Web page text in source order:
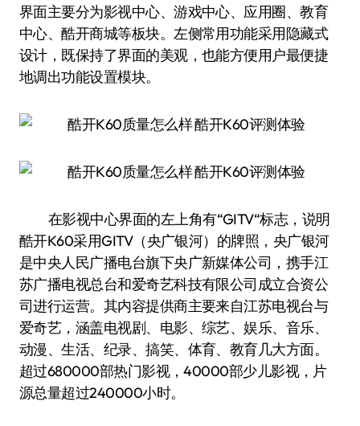
界面主要分为影视中心、游戏中心、应用圈、教育
中心、酷开商城等板块。左侧常用功能采用隐藏式
设计，既保持了界面的美观，也能方便用户最便捷
地调出功能设置模块。
在影视中心界面的左上角有“GITV“标志，说明
酷开K60采用GITV（央广银河）的牌照，央广银河
是中央人民广播电台旗下央广新媒体公司，携手江
苏广播电视总台和爱奇艺科技有限公司成立合资公
司进行运营。其内容提供商主要来自江苏电视台与
爱奇艺，涵盖电视剧、电影、综艺、娱乐、音乐、
动漫、生活、纪录、搞笑、体育、教育几大方面。
超过680000部热门影视，40000部少儿影视，片
源总量超过240000小时。